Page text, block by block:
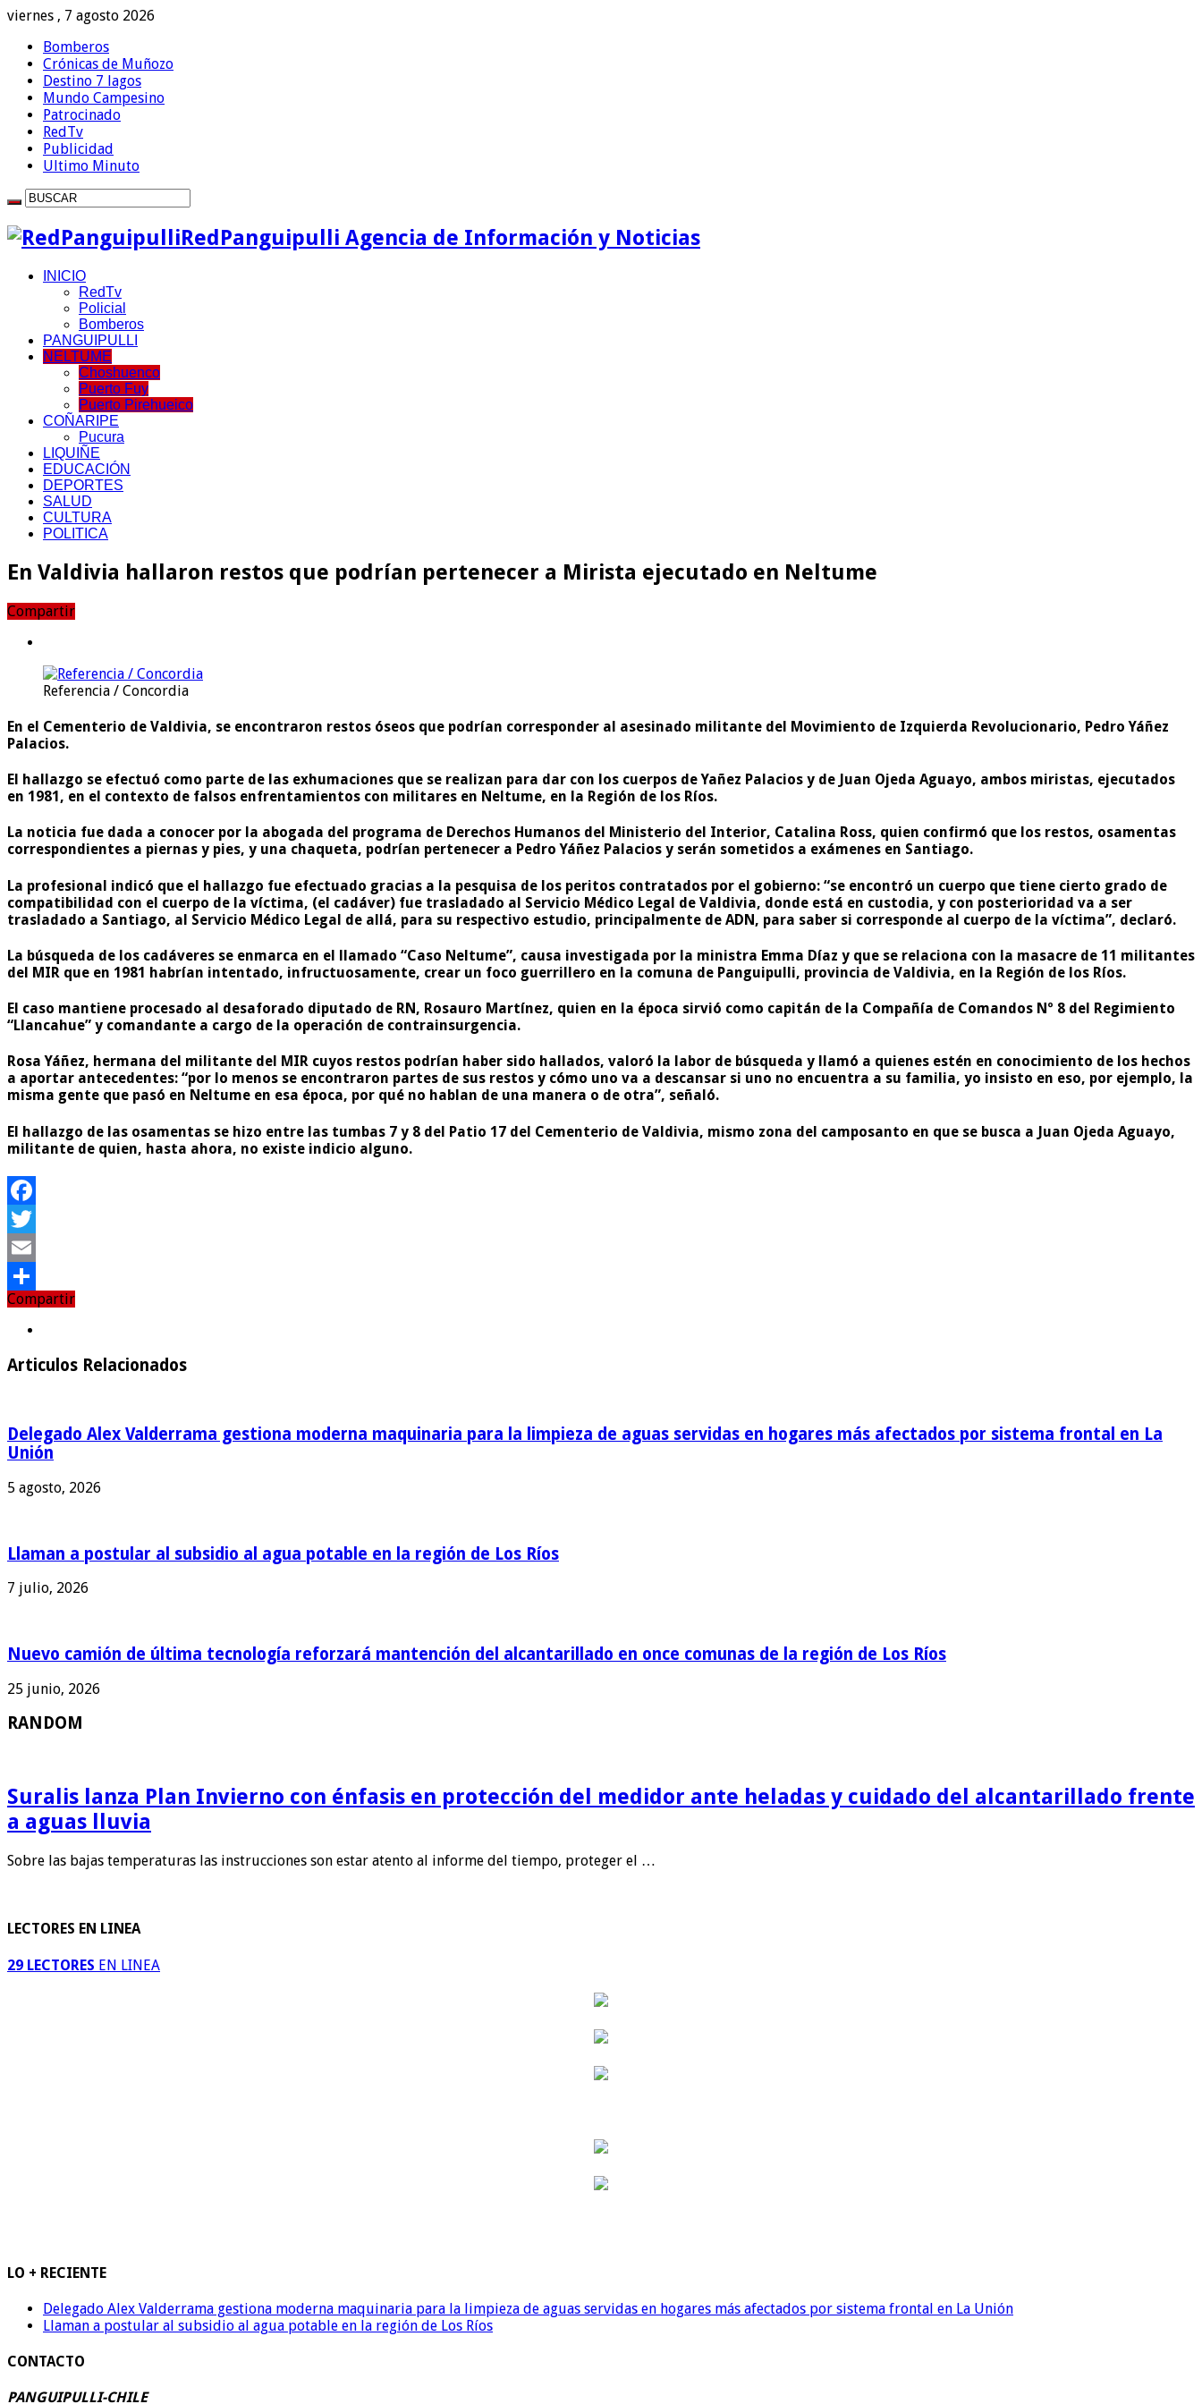
viernes , 7 agosto 2026
Bomberos
Crónicas de Muñozo
Destino 7 lagos
Mundo Campesino
Patrocinado
RedTv
Publicidad
Ultimo Minuto
RedPanguipulli Agencia de Información y Noticias
INICIO
RedTv
Policial
Bomberos
PANGUIPULLI
NELTUME
Choshuenco
Puerto Fuy
Puerto Pirehueico
COÑARIPE
Pucura
LIQUIÑE
EDUCACIÓN
DEPORTES
SALUD
CULTURA
POLITICA
En Valdivia hallaron restos que podrían pertenecer a Mirista ejecutado en Neltume
Compartir
Referencia / Concordia
En el Cementerio de Valdivia, se encontraron restos óseos que podrían corresponder al asesinado militante del Movimiento de Izquierda Revolucionario, Pedro Yáñez
Palacios.
El hallazgo se efectuó como parte de las exhumaciones que se realizan para dar con los cuerpos de Yañez Palacios y de Juan Ojeda Aguayo, ambos miristas, ejecutados
en 1981, en el contexto de falsos enfrentamientos con militares en Neltume, en la Región de los Ríos.
La noticia fue dada a conocer por la abogada del programa de Derechos Humanos del Ministerio del Interior, Catalina Ross, quien confirmó que los restos, osamentas
correspondientes a piernas y pies, y una chaqueta, podrían pertenecer a Pedro Yáñez Palacios y serán sometidos a exámenes en Santiago.
La profesional indicó que el hallazgo fue efectuado gracias a la pesquisa de los peritos contratados por el gobierno: “se encontró un cuerpo que tiene cierto grado de
compatibilidad con el cuerpo de la víctima, (el cadáver) fue trasladado al Servicio Médico Legal de Valdivia, donde está en custodia, y con posterioridad va a ser
trasladado a Santiago, al Servicio Médico Legal de allá, para su respectivo estudio, principalmente de ADN, para saber si corresponde al cuerpo de la víctima”, declaró.
La búsqueda de los cadáveres se enmarca en el llamado “Caso Neltume”, causa investigada por la ministra Emma Díaz y que se relaciona con la masacre de 11 militantes
del MIR que en 1981 habrían intentado, infructuosamente, crear un foco guerrillero en la comuna de Panguipulli, provincia de Valdivia, en la Región de los Ríos.
El caso mantiene procesado al desaforado diputado de RN, Rosauro Martínez, quien en la época sirvió como capitán de la Compañía de Comandos Nº 8 del Regimiento
“Llancahue” y comandante a cargo de la operación de contrainsurgencia.
Rosa Yáñez, hermana del militante del MIR cuyos restos podrían haber sido hallados, valoró la labor de búsqueda y llamó a quienes estén en conocimiento de los hechos
a aportar antecedentes: “por lo menos se encontraron partes de sus restos y cómo uno va a descansar si uno no encuentra a su familia, yo insisto en eso, por ejemplo, la
misma gente que pasó en Neltume en esa época, por qué no hablan de una manera o de otra”, señaló.
El hallazgo de las osamentas se hizo entre las tumbas 7 y 8 del Patio 17 del Cementerio de Valdivia, mismo zona del camposanto en que se busca a Juan Ojeda Aguayo,
militante de quien, hasta ahora, no existe indicio alguno.
Facebook
Twitter
Email
Compartir
Compartir
Articulos Relacionados
Delegado Alex Valderrama gestiona moderna maquinaria para la limpieza de aguas servidas en hogares más afectados por sistema frontal en La
Unión
5 agosto, 2026
Llaman a postular al subsidio al agua potable en la región de Los Ríos
7 julio, 2026
Nuevo camión de última tecnología reforzará mantención del alcantarillado en once comunas de la región de Los Ríos
25 junio, 2026
RANDOM
Suralis lanza Plan Invierno con énfasis en protección del medidor ante heladas y cuidado del alcantarillado frente
a aguas lluvia
Sobre las bajas temperaturas las instrucciones son estar atento al informe del tiempo, proteger el …
LECTORES EN LINEA
29 LECTORES EN LINEA
LO + RECIENTE
Delegado Alex Valderrama gestiona moderna maquinaria para la limpieza de aguas servidas en hogares más afectados por sistema frontal en La Unión
Llaman a postular al subsidio al agua potable en la región de Los Ríos
CONTACTO
PANGUIPULLI-CHILE